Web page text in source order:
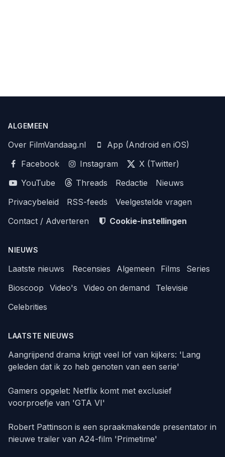
ALGEMEEN
Over FilmVandaag.nl
App (Android en iOS)
Facebook
Instagram
X (Twitter)
YouTube
Threads Redactie
Nieuws
Privacybeleid
RSS-feeds
Veelgestelde vragen
Contact / Adverteren
Cookie-instellingen
NIEUWS
Laatste nieuws Recensies Algemeen Films
Series
Bioscoop
Video's Video on demand
Televisie
Celebrities
LAATSTE NIEUWS
Aangrijpend drama krijgt veel lof van kijkers: 'Lang
geleden dat ik zo heb genoten van een serie'
Gamers opgelet: Netflix komt met exclusief
voorproefje van 'GTA VI'
Robert Pattinson is een spraakmakende presentator in
nieuwe trailer van A24-film 'Primetime'